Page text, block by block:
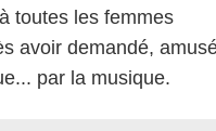
toutes les femmes
avoir demandé,
par la musique.